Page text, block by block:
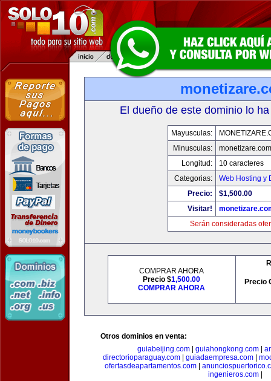
El dueño de este dominio lo
Mayusculas:
Minusculas:
monetizare.com
Longitud:
10 caracteres
Categorias:
Web Hosting y
Precio:
$1,500.00
Visitar!
Serán consideradas
COMPRAR AHORA
Precio $1,500.00
COMPRAR AHORA
Precio
Otros dominios en venta:
guiabeijing.com
guiahongkong.com
directorioparaguay.com| guiadaempresa.com|
ofertasdeapartamentos.com
ingenieros.com